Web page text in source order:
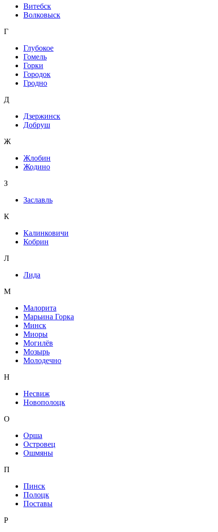
Витебск
Волковыск
Г
Глубокое
Гомель
Горки
Городок
Гродно
Д
Дзержинск
Добруш
Ж
Жлобин
Жодино
З
Заславль
К
Калинковичи
Кобрин
Л
Лида
М
Малорита
Марьина Горка
Минск
Миоры
Могилёв
Мозырь
Молодечно
Н
Несвиж
Новополоцк
О
Орша
Островец
Ошмяны
П
Пинск
Полоцк
Поставы
Р